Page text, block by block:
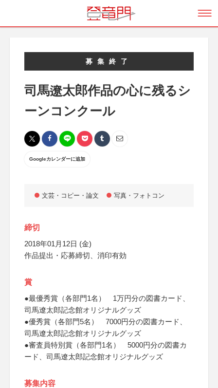
募集終了
司馬遼太郎作品の心に残るシ
ーンコンクール
Googleカレンダーに追加
文芸・コピー・論文 写真・フォトコン
締切
2018年01月12日 (金)
作品提出・応募締切、消印有効
賞
●最優秀賞（各部門1名） 1万円分の図書カード、
司馬遼太郎記念館オリジナルグッズ
●優秀賞（各部門5名） 7000円分の図書カード、
司馬遼太郎記念館オリジナルグッズ
●審査員特別賞（各部門1名） 5000円分の図書カ
ード、司馬遼太郎記念館オリジナルグッズ
募集内容